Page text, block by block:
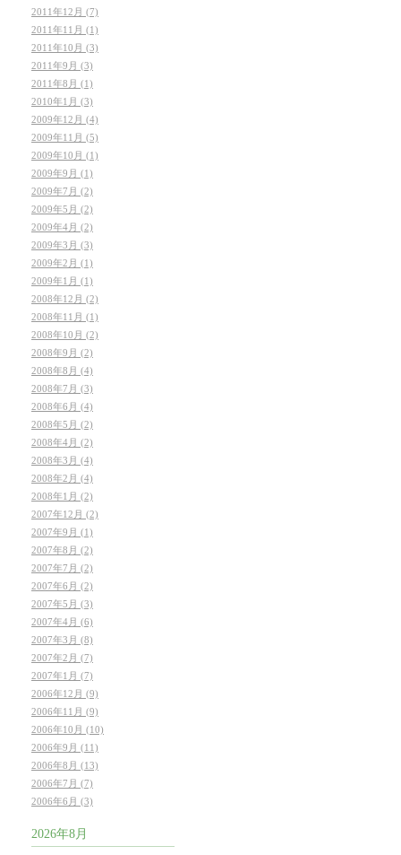
2011年12月 (7)
2011年11月 (1)
2011年10月 (3)
2011年9月 (3)
2011年8月 (1)
2010年1月 (3)
2009年12月 (4)
2009年11月 (5)
2009年10月 (1)
2009年9月 (1)
2009年7月 (2)
2009年5月 (2)
2009年4月 (2)
2009年3月 (3)
2009年2月 (1)
2009年1月 (1)
2008年12月 (2)
2008年11月 (1)
2008年10月 (2)
2008年9月 (2)
2008年8月 (4)
2008年7月 (3)
2008年6月 (4)
2008年5月 (2)
2008年4月 (2)
2008年3月 (4)
2008年2月 (4)
2008年1月 (2)
2007年12月 (2)
2007年9月 (1)
2007年8月 (2)
2007年7月 (2)
2007年6月 (2)
2007年5月 (3)
2007年4月 (6)
2007年3月 (8)
2007年2月 (7)
2007年1月 (7)
2006年12月 (9)
2006年11月 (9)
2006年10月 (10)
2006年9月 (11)
2006年8月 (13)
2006年7月 (7)
2006年6月 (3)
2026年8月